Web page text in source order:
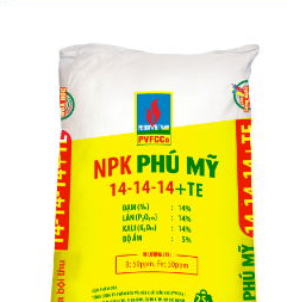
NPK PHÚ MỸ 16-8-16-TE
16% N
8% P2O5
16% K2O
13% S
Zn+Bo 100ppm